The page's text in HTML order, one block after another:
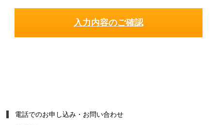
電話でのお申し込み・お問い合わせ